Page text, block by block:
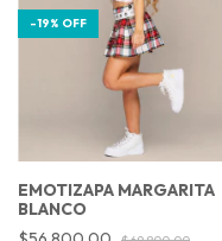
-19% OFF
EMOTIZAPA MARGARITA
BLANCO